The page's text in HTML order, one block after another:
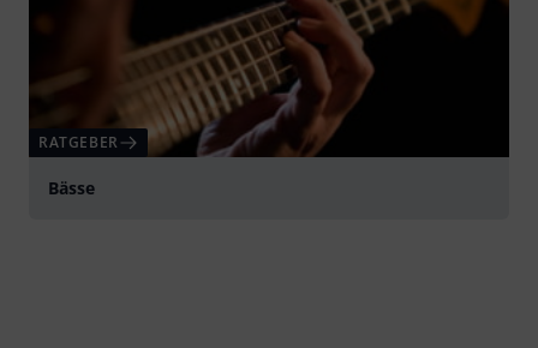
RATGEBER
Bässe